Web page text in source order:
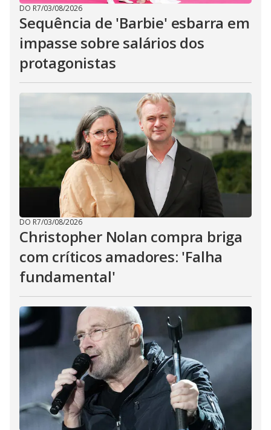
DO R7/03/08/2026
Sequência de 'Barbie' esbarra em
impasse sobre salários dos
protagonistas
DO R7/03/08/2026
Christopher Nolan compra briga
com críticos amadores: 'Falha
fundamental'